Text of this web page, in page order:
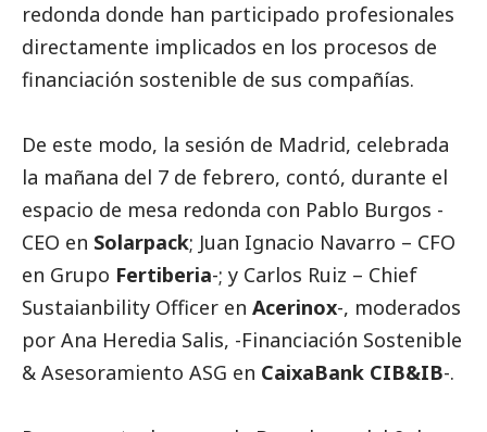
redonda donde han participado profesionales
directamente implicados en los procesos de
financiación sostenible de sus compañías.
De este modo, la sesión de Madrid, celebrada
la mañana del 7 de febrero, contó, durante el
espacio de mesa redonda con Pablo Burgos -
CEO en Solarpack; Juan Ignacio Navarro – CFO
en Grupo Fertiberia-; y Carlos Ruiz – Chief
Sustaianbility Officer en Acerinox-, moderados
por Ana Heredia Salis, -Financiación Sostenible
& Asesoramiento ASG en CaixaBank CIB&IB-.